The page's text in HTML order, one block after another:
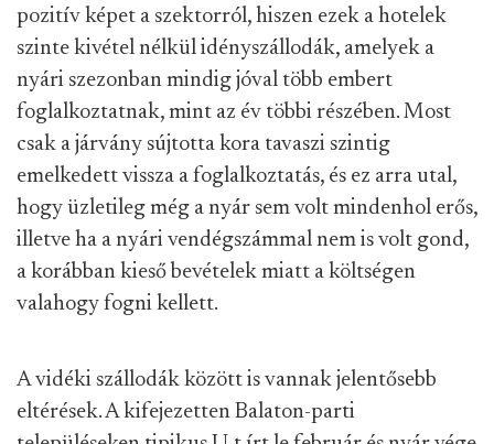
pozitív képet a szektorról, hiszen ezek a hotelek
szinte kivétel nélkül idényszállodák, amelyek a
nyári szezonban mindig jóval több embert
foglalkoztatnak, mint az év többi részében. Most
csak a járvány sújtotta kora tavaszi szintig
emelkedett vissza a foglalkoztatás, és ez arra utal,
hogy üzletileg még a nyár sem volt mindenhol erős,
illetve ha a nyári vendégszámmal nem is volt gond,
a korábban kieső bevételek miatt a költségen
valahogy fogni kellett.
A vidéki szállodák között is vannak jelentősebb
eltérések. A kifejezetten Balaton-parti